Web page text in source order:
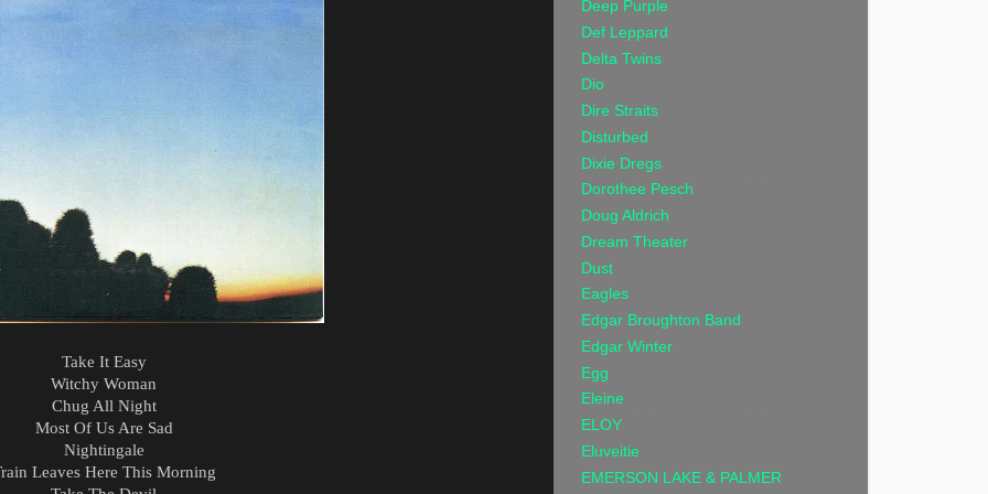
Take It Easy
Witchy Woman
Chug All Night
Most Of Us Are Sad
Nightingale
Leaves Here This Morning
Deep Purple
Def Leppard
Delta Twins
Dio
Dire Straits
Disturbed
Dixie Dregs
Dorothee Pesch
Doug Aldrich
Dream Theater
Dust
Eagles
Edgar Broughton Band
Edgar Winter
Egg
Eleine
ELOY
Eluveitie
EMERSON LAKE & PALMER